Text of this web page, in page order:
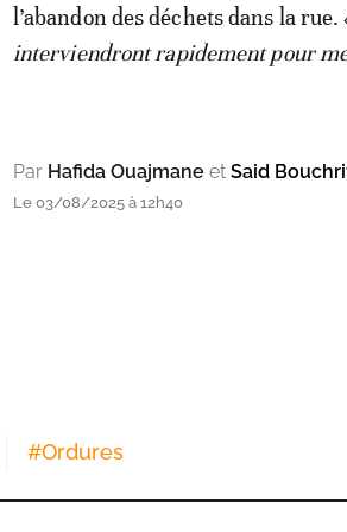
l’abandon des déchets dans la rue.
interviendront rapidement pour
Par Hafida Ouajmane et Said
Le 03/08/2025 à 12h40
#Ordures